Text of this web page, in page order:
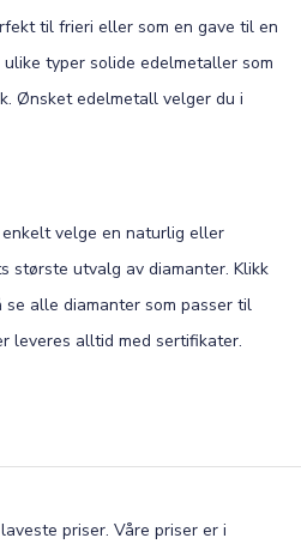
Bookman
Edwardian
til frieri eller som en gave til en
typer solide edelmetaller som
Ønsket edelmetall velger du i
velge en naturlig eller
største utvalg av diamanter. Klikk
alle diamanter som passer til
leveres alltid med sertifikater.
priser. Våre priser er i